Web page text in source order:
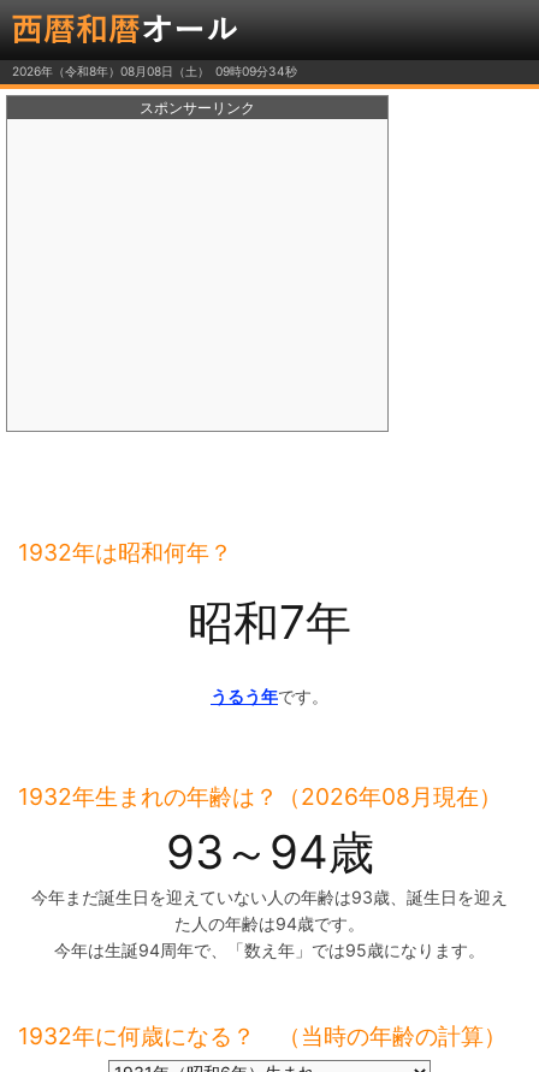
2026年（令和8年）08月08日（土）
スポンサーリンク
1932年は昭和何年？
昭和7年
うるう年です。
1932年生まれの年齢は？（2026年08月現在）
93～94歳
今年まだ誕生日を迎えていない人の年齢は93歳、誕生日を迎え
た人の年齢は94歳です。
今年は生誕94周年で、「数え年」では95歳になります。
1932年に何歳になる？ （当時の年齢の計算）